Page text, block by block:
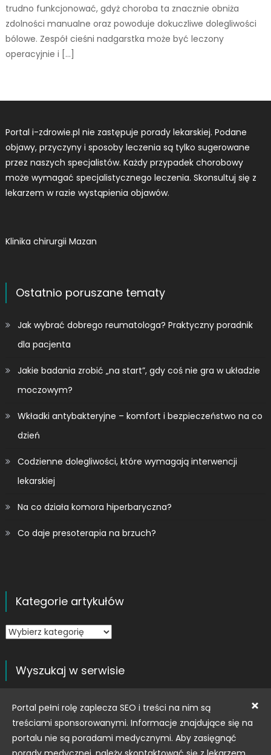
×
Portal pełni rolę zaplecza SEO i treści na nim są
treściami sponsorowanymi. Informacje znajdujące się na
portalu nie są poradami medycznymi. Aby zasięgnąć
trudno funkcjonować, gdyż choroba ta znacznie obniża
zdolności manualne oraz powoduje dokuczliwe dolegliwości
bólowe. Zespół cieśni nadgarstka może być leczony
operacyjnie i […]
Portal i-zdrowie.pl nie zastępuje porady lekarskiej. Podane
objawy, przyczyny i sposoby leczenia są tylko sugerowane
przez naszych specjalistów. Każdy przypadek chorobowy
może wymagać specjalistycznego leczenia. Skonsultuj się z
lekarzem w razie wystąpienia objawów.
Klinika chirurgii Mazan
Ostatnio poruszane tematy
Jak wybrać dobrego reumatologa? Praktyczny poradnik
dla pacjenta
Jakie badania zrobić „na start”, gdy coś nie gra w układzie
moczowym?
Wkładki antybakteryjne – komfort i bezpieczeństwo na co
dzień
Codzienne dolegliwości, które wymagają interwencji
lekarskiej
Na co działa komora hiperbaryczna?
Co daje presoterapia na brzuch?
Kategorie artykułów
Kategorie
Wyszukaj w serwisie